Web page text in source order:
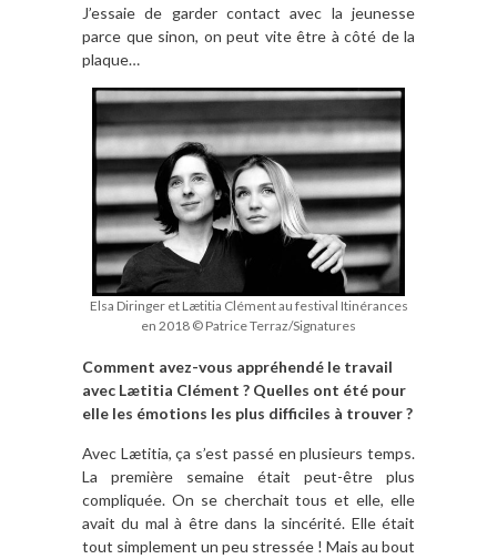
J’essaie de garder contact avec la jeunesse
parce que sinon, on peut vite être à côté de la
plaque…
Elsa Diringer et Lætitia Clément au festival Itinérances
en 2018 © Patrice Terraz/Signatures
Comment avez-vous appréhendé le travail
avec Lætitia Clément ? Quelles ont été pour
elle les émotions les plus difficiles à trouver ?
Avec Lætitia, ça s’est passé en plusieurs temps.
La première semaine était peut-être plus
compliquée. On se cherchait tous et elle, elle
avait du mal à être dans la sincérité. Elle était
tout simplement un peu stressée ! Mais au bout